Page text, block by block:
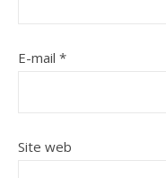
E-mail *
Site web